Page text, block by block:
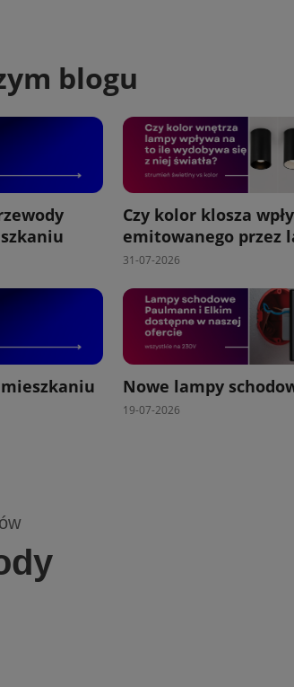
blogu
Czy kolor klosza
emitowanego przez
31-07-2026
Nowe lampy
19-07-2026